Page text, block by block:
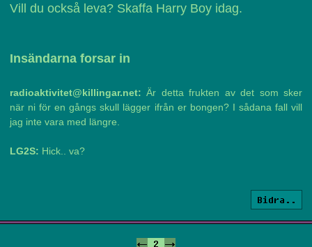
Vill du också leva? Skaffa Harry Boy idag.
Insändarna forsar in
radioaktivitet@killingar.net: Är detta frukten av det som sker
när ni för en gångs skull lägger ifrån er bongen? I sådana fall vill
jag inte vara med längre.
LG2S: Hick.. va?
Bidra..
<- 2 ->